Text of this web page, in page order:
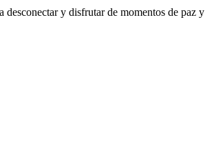
y disfrutar de momentos de paz y